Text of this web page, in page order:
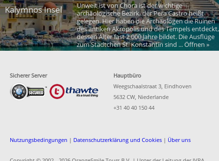
Kalymnos Insel
Unweit ist von Chora ist der wichtige
archäologische Bezirk, der Pera Castro heißt
gelegen. Hier haben die Archäologen die Ruinen
des antiken Akropolis und des Tempels entdeckt,
dessen Alter fast 2 000 Jahre bildet. Die Ausflüge
zum Städtchen St. Konstantin sind ... Öffnen »
Sicherer Server
Hauptbüro
Weegschaalstraat 3, Eindhoven
5632 CW, Niederlande
+31 40 40 150 44
Nutzungsbedingungen | Datenschutzerklärung und Cookies | Über uns